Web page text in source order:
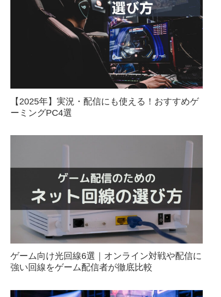
【2025年】実況・配信にも使える！おすすめゲ
ーミングPC4選
ゲーム向け光回線6選｜オンライン対戦や配信に
強い回線をゲーム配信者が徹底比較